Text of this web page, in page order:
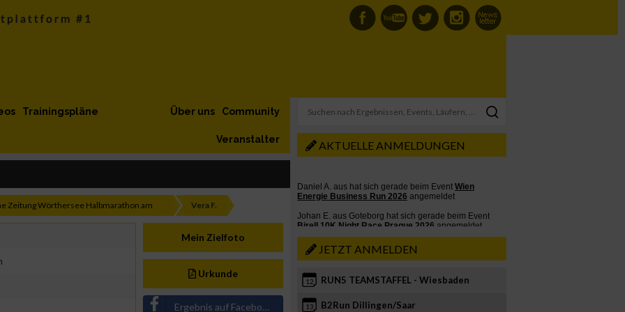
Trainingspläne Community
Über uns
Veranstalter
Zeitung Wörthersee Halbmarathon am
Vera F.
Mein Zielfoto
Urkunde
Ergebnis auf Facebook teilen
AKTUELLE ANMELDUNGEN
JETZT ANMELDEN
12 RUN5 TEAMSTAFFEL - Wiesbaden
13 B2Run Dillingen/Saar